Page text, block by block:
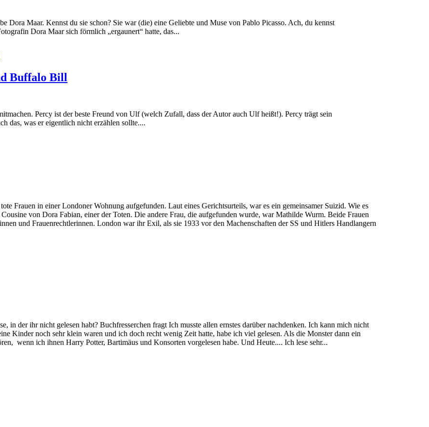
Dora Maar. Kennst du sie schon? Sie war (die) eine Geliebte und Muse von Pablo Picasso. Ach, du kennst
Dora Maar sich förmlich „ergaunert“ hatte, das...
Buffalo Bill
Percy ist der beste Freund von Ulf (welch Zufall, dass der Autor auch Ulf heißt!). Percy trägt sein
das, was er eigentlich nicht erzählen sollte....
Frauen in einer Londoner Wohnung aufgefunden. Laut eines Gerichtsurteils, war es ein gemeinsamer Suizid. Wie es
von Dora Fabian, einer der Toten. Die andere Frau, die aufgefunden wurde, war Mathilde Wurm. Beide Frauen
und Frauenrechtlerinnen. London war ihr Exil, als sie 1933 vor den Machenschaften der SS und Hitlers Handlangern
in der ihr nicht gelesen habt? Buchfresserchen fragt Ich musste allen ernstes darüber nachdenken. Ich kann mich nicht
Kinder noch sehr klein waren und ich doch recht wenig Zeit hatte, habe ich viel gelesen. Als die Monster dann ein
wenn ich ihnen Harry Potter, Bartimäus und Konsorten vorgelesen habe. Und Heute.... Ich lese sehr...